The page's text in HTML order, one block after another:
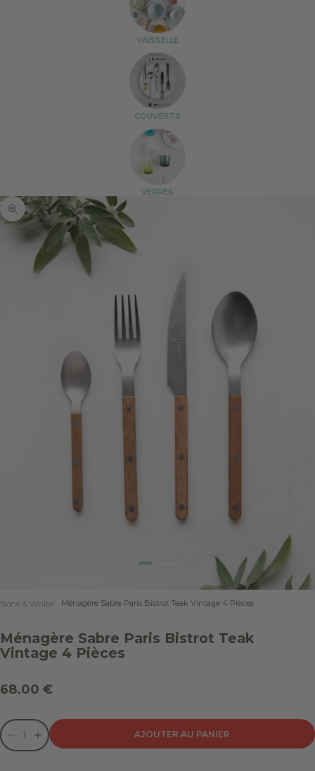
VAISSELLE
COUVERTS
VERRES
Zoomer sur l'image
Aller à l'élément 1
Aller à l'élément 2
Aller à l'élément 3
Aller à l'élément 4
Aller à l'élément 5
Aller à l'élément 6
Aller à l'élément 7
Aller à l'élément 8
Bone & White Ménagère Sabre Paris Bistrot Teak Vintage 4 Pièces
Ménagère Sabre Paris Bistrot Teak
Vintage 4 Pièces
Prix de vente
68.00 €
Diminuer la quantité
Diminuer la quantité
AJOUTER AU PANIER